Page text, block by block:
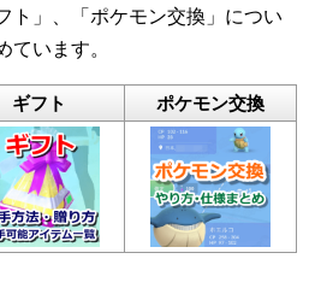
ト」、「ポケモン交換」につい
います。
ギフト ポケモン交換